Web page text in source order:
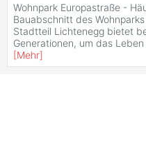
Wohnpark Europastraße -
Bauabschnitt des
Stadtteil Lichtenegg bietet
Generationen, um das
[Mehr]